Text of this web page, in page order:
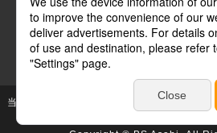
テレビ朝日 テレ
当社が著作権、著作隣接権を有する放送番
ん。